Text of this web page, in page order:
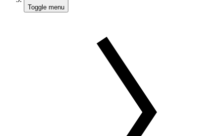
Toggle menu